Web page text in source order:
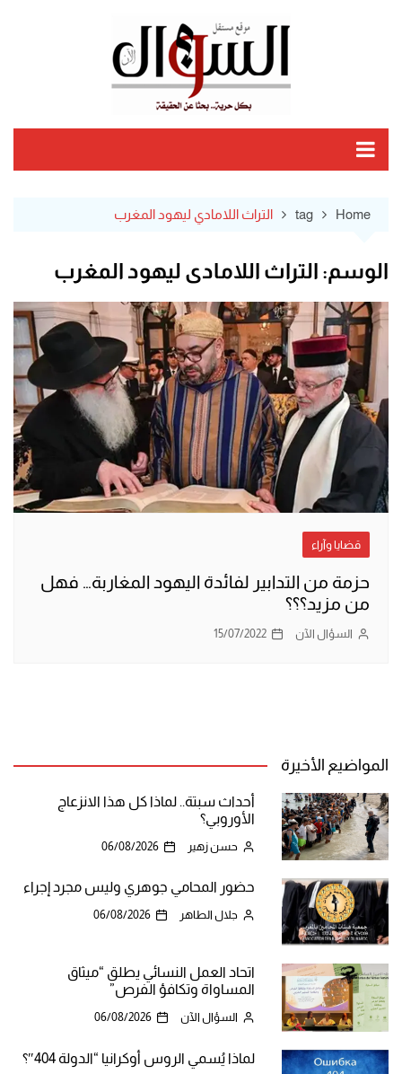
Home
tag التراث اللامادي ليهود المغرب
الوسم: التراث اللامادي ليهود المغرب
قضايا وآراء
حزمة من التدابير لفائدة اليهود المغاربة… فهل
من مزيد؟؟؟
السؤال الآن 15/07/2022
المواضيع الأخيرة
أحداث سبتة.. لماذا كل هذا الانزعاج
الأوروبي؟
حسن زهير 06/08/2026
حضور المحامي جوهري وليس مجرد إجراء
جلال الطاهر 06/08/2026
اتحاد العمل النسائي يطلق “ميثاق
المساواة وتكافؤ الفرص”
السؤال الآن 06/08/2026
لماذا يُسمي الروس أوكرانيا “الدولة 404″؟